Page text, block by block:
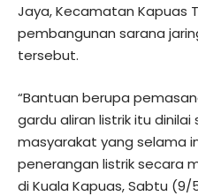
Jaya, Kecamatan Kapuas
pembangunan sarana
tersebut.
“Bantuan berupa
gardu aliran listrik itu
masyarakat yang selama
penerangan listrik secara
di Kuala Kapuas, Sabtu (9/